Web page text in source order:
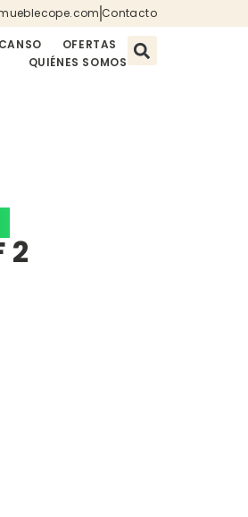
Contacto
OFERTAS
QUIÉNES SOMOS
2